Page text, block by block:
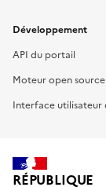
Développement
API du portail
Moteur open source
Interface utilisateur
RÉPUBLIQUE